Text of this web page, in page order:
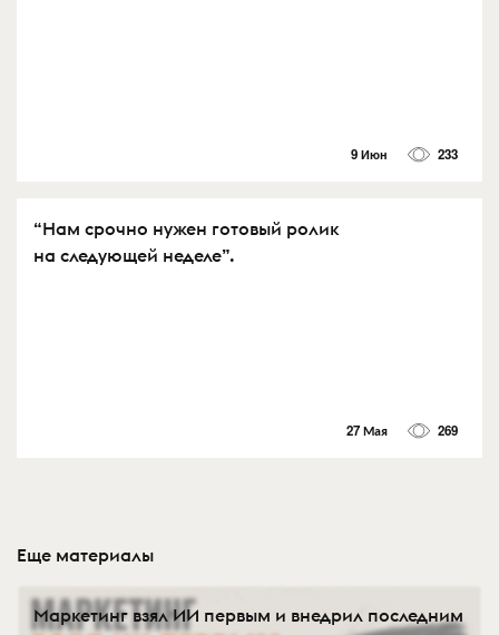
9 Июн 233
“Нам срочно нужен готовый ролик
на следующей неделе”.
27 Мая 269
Еще материалы
Маркетинг взял ИИ первым и внедрил последним